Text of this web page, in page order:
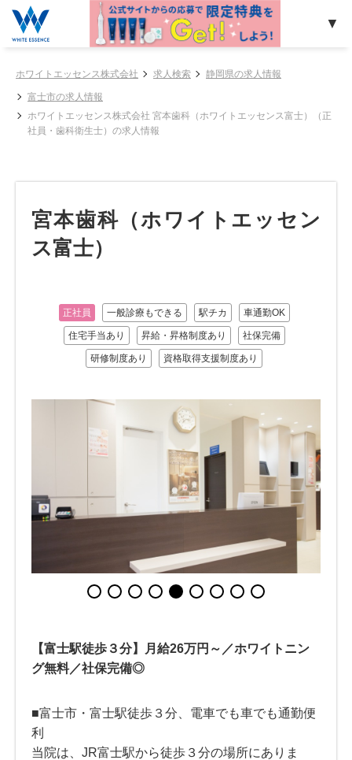
ホワイトエッセンス株式会社 求人検索 静岡県の求人情報
富士市の求人情報
ホワイトエッセンス株式会社 宮本歯科（ホワイトエッセンス富士）（正
社員・歯科衛生士）の求人情報
宮本歯科（ホワイトエッセン
ス富士）
正社員 一般診療もできる 駅チカ 車通勤OK
住宅手当あり 昇給・昇格制度あり 社保完備
研修制度あり 資格取得支援制度あり
【富士駅徒歩３分】月給26万円～／ホワイトニン
グ無料／社保完備◎
■富士市・富士駅徒歩３分、電車でも車でも通勤便
利
当院は、JR富士駅から徒歩３分の場所にありま